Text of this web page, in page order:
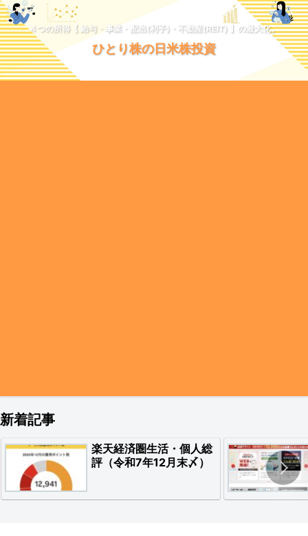
４つの所得【 給与・事業・配当(利子)・不動産(REIT) 】の最大化。
ひとり株の日米株投資
新着記事
楽天経済圏生活・個人総
評（令和7年12月末〆）